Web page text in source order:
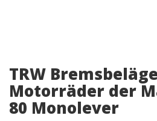
TRW
Motorräder der
80 Monolever